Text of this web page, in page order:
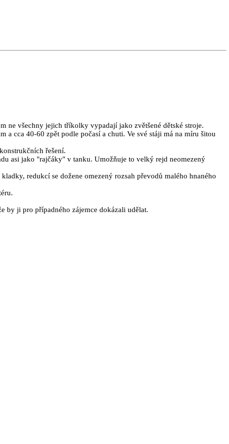
ne všechny jejich tříkolky vypadají jako zvětšené dětské stroje.
a cca 40-60 zpět podle počasí a chuti. Ve své stáji má na míru šitou
řešení.
asi jako "rajčáky" v tanku. Umožňuje to velký rejd neomezený
redukcí se dožene omezený rozsah převodů malého hnaného
by ji pro případného zájemce dokázali udělat.